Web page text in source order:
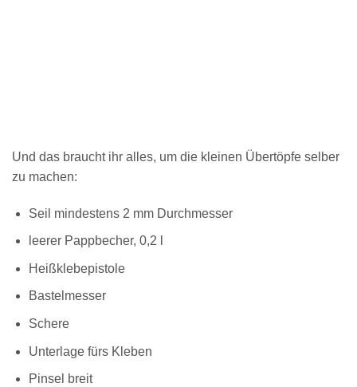
Und das braucht ihr alles, um die kleinen Übertöpfe selber
zu machen:
Seil mindestens 2 mm Durchmesser
leerer Pappbecher, 0,2 l
Heißklebepistole
Bastelmesser
Schere
Unterlage fürs Kleben
Pinsel breit